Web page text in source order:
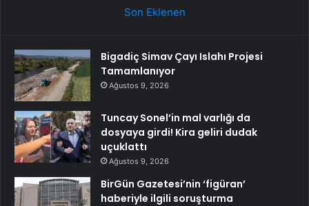
Son Eklenen
Bigadiç Simav Çayı Islahı Projesi
Tamamlanıyor
Ağustos 9, 2026
Tuncay Sonel’in mal varlığı da
dosyaya girdi! Kira geliri dudak
uçuklattı
Ağustos 9, 2026
BirGün Gazetesi’nin ‘figüran’
haberiyle ilgili soruşturma